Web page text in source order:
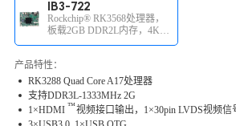
IB3-722
Rockchip® RK3568处理器，
板载2GB DDR2L内存，4K视
频输出
产品特性：
RK3288 Quad Core A17处理器
支持DDR3L-1333MHz 2G
1×HDMI ™视频接口输出，1×30pin LVDS视频信